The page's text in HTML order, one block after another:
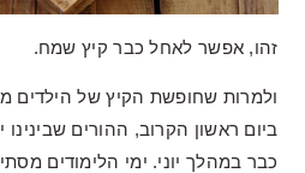
זהו, אפשר לאחל כבר קיץ שמח.
ולמרות שחופשת הקיץ של הילדים
ביום ראשון הקרוב, ההורים שבינינו
כבר במהלך יוני. ימי הלימודים